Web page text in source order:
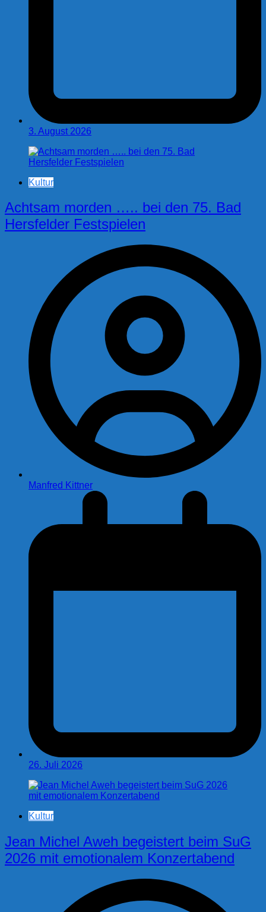
3. August 2026
Kultur
Achtsam morden ….. bei den 75. Bad
Hersfelder Festspielen
Manfred Kittner
26. Juli 2026
Kultur
Jean Michel Aweh begeistert beim SuG
2026 mit emotionalem Konzertabend